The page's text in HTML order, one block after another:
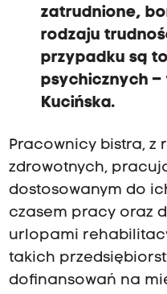
zatrudnione,
rodzaju
przypadku są
psychicznych –
Kucińska.
Pracownicy bistra, z
zdrowotnych,
dostosowanym do
czasem pracy oraz
urlopami
takich
dofinansowań na